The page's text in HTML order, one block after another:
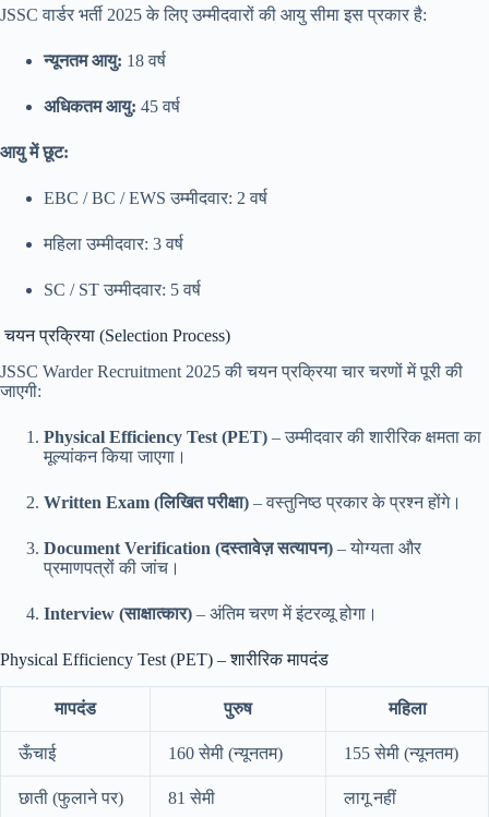
JSSC वार्डर भर्ती 2025 के लिए उम्मीदवारों की आयु सीमा इस प्रकार है:
न्यूनतम आयु: 18 वर्ष
अधिकतम आयु: 45 वर्ष
आयु में छूट:
EBC / BC / EWS उम्मीदवार: 2 वर्ष
महिला उम्मीदवार: 3 वर्ष
SC / ST उम्मीदवार: 5 वर्ष
चयन प्रक्रिया (Selection Process)
JSSC Warder Recruitment 2025 की चयन प्रक्रिया चार चरणों में पूरी की
जाएगी:
Physical Efficiency Test (PET) – उम्मीदवार की शारीरिक क्षमता का
मूल्यांकन किया जाएगा।
Written Exam (लिखित परीक्षा) – वस्तुनिष्ठ प्रकार के प्रश्न होंगे।
Document Verification (दस्तावेज़ सत्यापन) – योग्यता और
प्रमाणपत्रों की जांच।
Interview (साक्षात्कार) – अंतिम चरण में इंटरव्यू होगा।
Physical Efficiency Test (PET) – शारीरिक मापदंड
मापदंड पुरुष महिला
ऊँचाई 160 सेमी (न्यूनतम) 155 सेमी (न्यूनतम)
छाती (फुलाने पर) 81 सेमी लागू नहीं